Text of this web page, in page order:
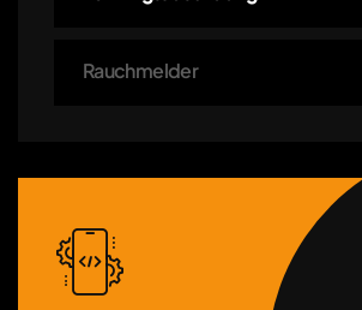
Rauchmelder